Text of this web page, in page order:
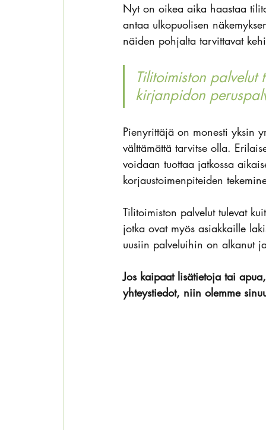
Nyt on oikea aika haastaa
antaa ulkopuolisen
näiden pohjalta tarvittavat
Tilitoimiston
kirjanpidon
Pienyrittäjä on monesti yksin
välttämättä tarvitse olla.
voidaan tuottaa jatkossa
korjaustoimenpiteiden
Tilitoimiston palvelut tulevat
jotka ovat myös asiakkaille
uusiin palveluihin on alkanut
Jos kaipaat lisätietoja tai
yhteystiedot, niin olemme